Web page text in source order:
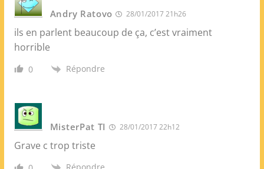
Andry Ratovo 28/01/2017 21h26
ils en parlent beaucoup de ça, c’est vraiment
horrible
0 Répondre
MisterPat TI 28/01/2017 22h12
Grave c trop triste